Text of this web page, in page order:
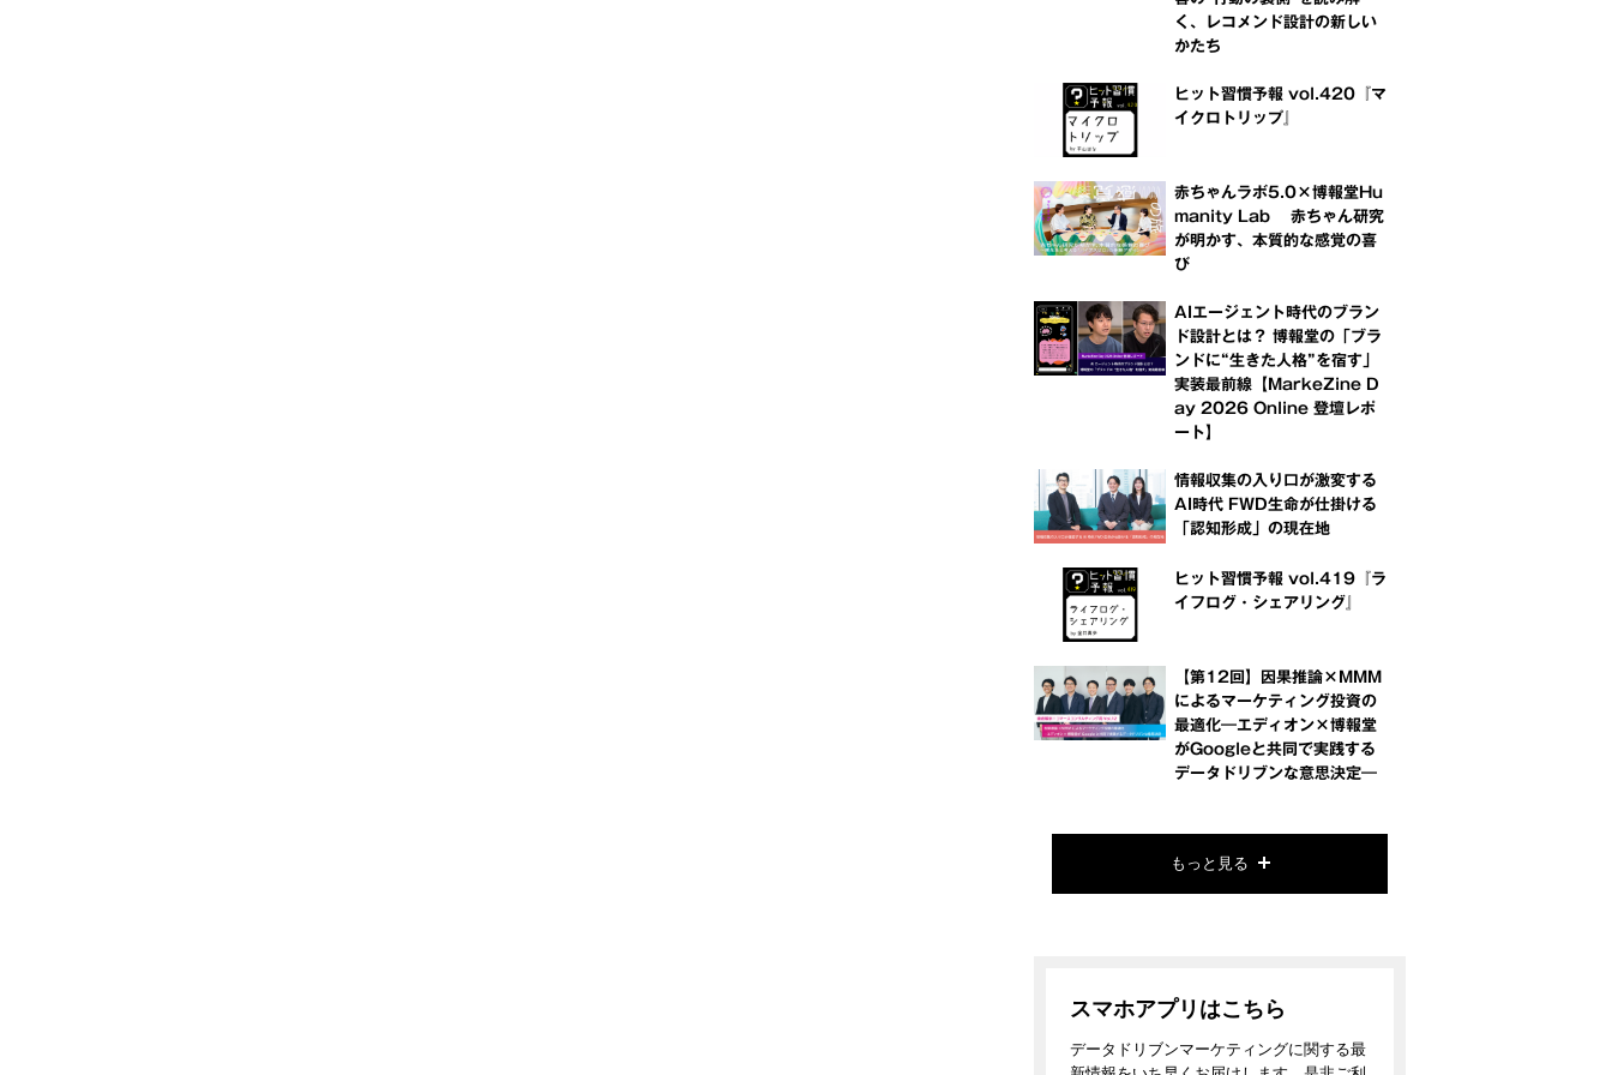
く、レコメンド設計の新しい
かたち
ヒット習慣予報 vol.420『マ
イクロトリップ』
赤ちゃんラボ5.0×博報堂Hu
manity Lab 赤ちゃん研究
が明かす、本質的な感覚の喜
び
AIエージェント時代のブラン
ド設計とは？ 博報堂の「ブラ
ンドに“生きた人格”を宿す」
実装最前線【MarkeZine D
ay 2026 Online 登壇レポ
ート】
情報収集の入り口が激変する
AI時代 FWD生命が仕掛ける
「認知形成」の現在地
ヒット習慣予報 vol.419『ラ
イフログ・シェアリング』
【第12回】因果推論×MMM
によるマーケティング投資の
最適化―エディオン×博報堂
がGoogleと共同で実践する
データドリブンな意思決定―
もっと見る
スマホアプリはこちら
データドリブンマーケティングに関する最